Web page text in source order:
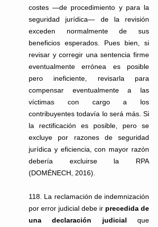
costes —de procedimiento y para la
seguridad jurídica— de la revisión
exceden normalmente de sus
beneficios esperados. Pues bien, si
revisar y corregir una sentencia firme
eventualmente errónea es posible
pero ineficiente, revisarla para
compensar eventualmente a las
víctimas con cargo a los
contribuyentes todavía lo será más. Si
la rectificación es posible, pero se
excluye por razones de seguridad
jurídica y eficiencia, con mayor razón
debería excluirse la RPA
(DOMÉNECH, 2016).
118. La reclamación de indemnización
por error judicial debe ir precedida de
una declaración judicial que